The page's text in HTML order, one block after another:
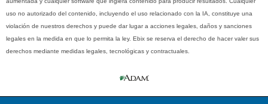
uso no autorizado del contenido, incluyendo el uso relacionado con la IA, constituye una
violación de nuestros derechos y puede dar lugar a acciones legales, daños y sanciones
legales en la medida en que lo permita la ley. Ebix se reserva el derecho de hacer valer sus
derechos mediante medidas legales, tecnológicas y contractuales.